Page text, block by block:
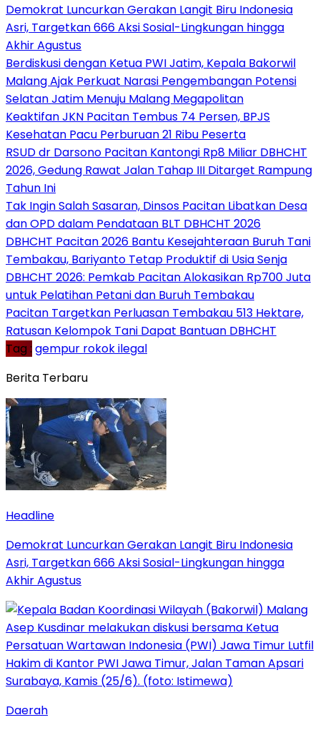
Demokrat Luncurkan Gerakan Langit Biru Indonesia
Asri, Targetkan 666 Aksi Sosial-Lingkungan hingga
Akhir Agustus
Berdiskusi dengan Ketua PWI Jatim, Kepala Bakorwil
Malang Ajak Perkuat Narasi Pengembangan Potensi
Selatan Jatim Menuju Malang Megapolitan
Keaktifan JKN Pacitan Tembus 74 Persen, BPJS
Kesehatan Pacu Perburuan 21 Ribu Peserta
RSUD dr Darsono Pacitan Kantongi Rp8 Miliar DBHCHT
2026, Gedung Rawat Jalan Tahap III Ditarget Rampung
Tahun Ini
Tak Ingin Salah Sasaran, Dinsos Pacitan Libatkan Desa
dan OPD dalam Pendataan BLT DBHCHT 2026
DBHCHT Pacitan 2026 Bantu Kesejahteraan Buruh Tani
Tembakau, Bariyanto Tetap Produktif di Usia Senja
DBHCHT 2026: Pemkab Pacitan Alokasikan Rp700 Juta
untuk Pelatihan Petani dan Buruh Tembakau
Pacitan Targetkan Perluasan Tembakau 513 Hektare,
Ratusan Kelompok Tani Dapat Bantuan DBHCHT
Tag : gempur rokok ilegal
Berita Terbaru
Headline
Demokrat Luncurkan Gerakan Langit Biru Indonesia
Asri, Targetkan 666 Aksi Sosial-Lingkungan hingga
Akhir Agustus
Daerah